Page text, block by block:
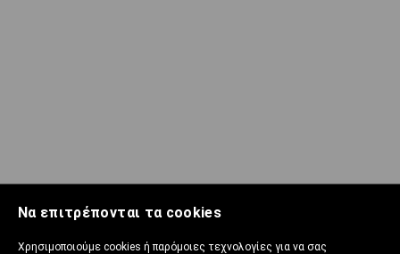
Να επιτρέπονται τα cookies
Χρησιμοποιούμε cookies ή παρόμοιες τεχνολογίες για να σας